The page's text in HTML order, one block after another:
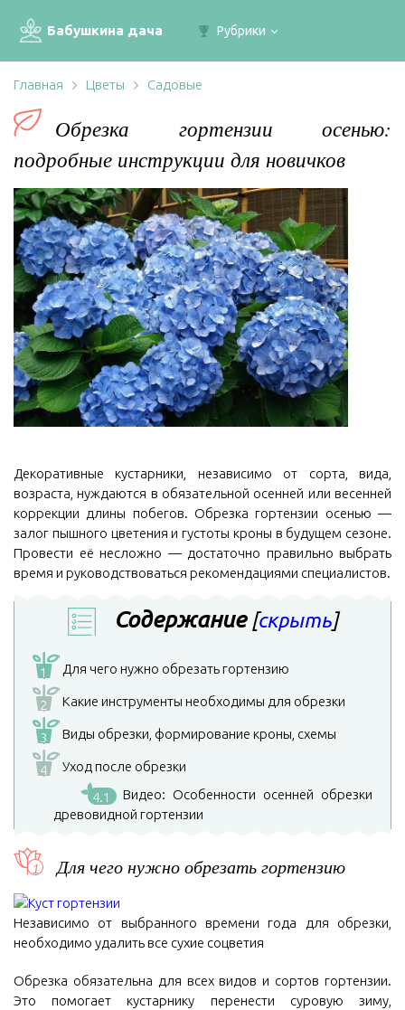
Бабушкина дача Рубрики
Главная Цветы Садовые
Обрезка гортензии осенью:
подробные инструкции для новичков
Декоративные кустарники, независимо от сорта, вида,
возраста, нуждаются в обязательной осенней или весенней
коррекции длины побегов. Обрезка гортензии осенью —
залог пышного цветения и густоты кроны в будущем сезоне.
Провести её несложно — достаточно правильно выбрать
время и руководствоваться рекомендациями специалистов.
Содержание [скрыть]
1 Для чего нужно обрезать гортензию
2 Какие инструменты необходимы для обрезки
3 Виды обрезки, формирование кроны, схемы
4
Уход после обрезки
4.1 Видео: Особенности осенней обрезки
древовидной гортензии
Для чего нужно обрезать гортензию
Независимо от выбранного времени года для обрезки,
необходимо удалить все сухие соцветия
Обрезка обязательна для всех видов и сортов гортензии.
Это помогает кустарнику перенести суровую зиму,